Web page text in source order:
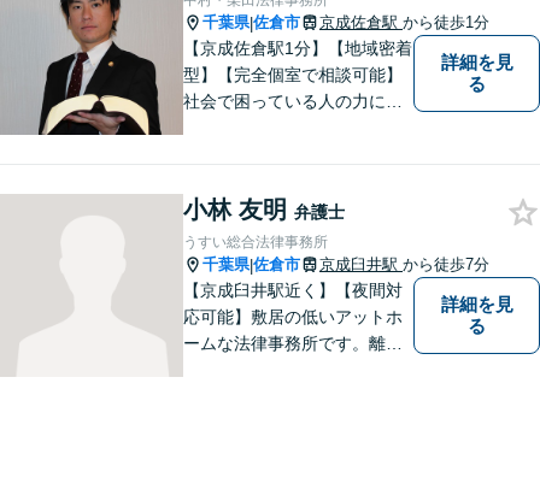
千葉県|佐倉市 京成佐倉駅 から徒歩1分
【京成佐倉駅1分】【地域密着
型】【完全個室で相談可能】
社会で困っている人の力にな
相続、離婚・男女問題、交通
事故の案件を広く受け付けて
います。 ぜひご相談くださ
い。
詳細を見
る
小林 友明 弁護士
うすい総合法律事務所
千葉県|佐倉市 京成臼井駅 から徒歩7分
【京成臼井駅近く】【夜間対
応可能】敷居の低いアットホ
ームな法律事務所です。離婚
詳細を見
る